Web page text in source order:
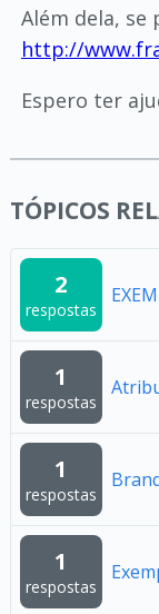
Além dela, se
http://
Espero ter
TÓPICOS
2
respostas
1
respostas
1
respostas
1
respostas